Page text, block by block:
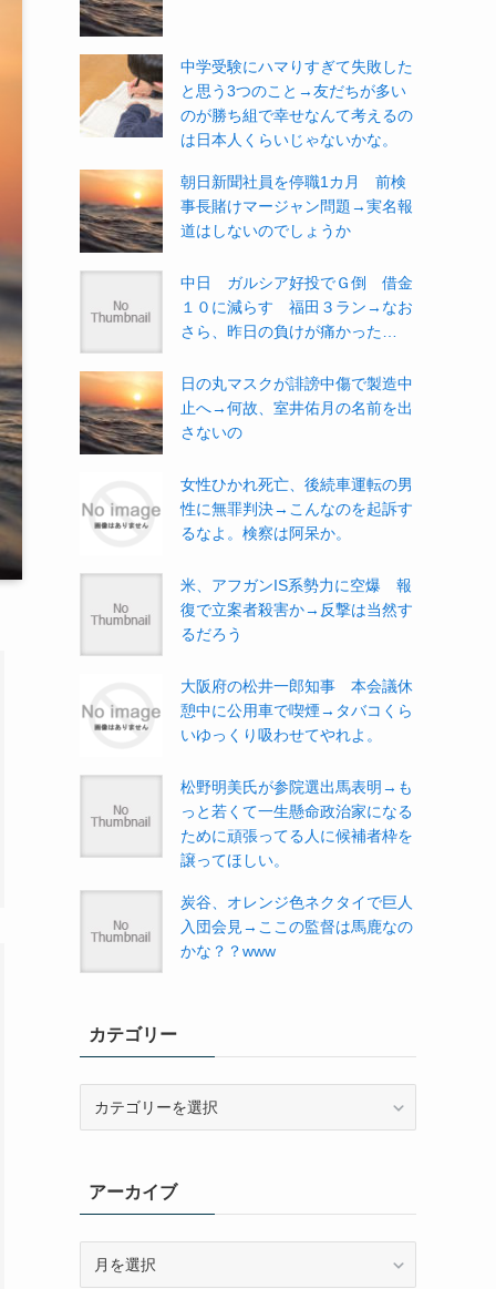
中学受験にハマりすぎて失敗した
と思う3つのこと→友だちが多い
のが勝ち組で幸せなんて考えるの
は日本人くらいじゃないかな。
朝日新聞社員を停職1カ月 前検
事長賭けマージャン問題→実名報
道はしないのでしょうか
中日 ガルシア好投でＧ倒 借金
１０に減らす 福田３ラン→なお
さら、昨日の負けが痛かった…
日の丸マスクが誹謗中傷で製造中
止へ→何故、室井佑月の名前を出
さないの
女性ひかれ死亡、後続車運転の男
性に無罪判決→こんなのを起訴す
るなよ。検察は阿呆か。
米、アフガンIS系勢力に空爆 報
復で立案者殺害か→反撃は当然す
るだろう
大阪府の松井一郎知事 本会議休
憩中に公用車で喫煙→タバコくら
いゆっくり吸わせてやれよ。
松野明美氏が参院選出馬表明→も
っと若くて一生懸命政治家になる
ために頑張ってる人に候補者枠を
譲ってほしい。
炭谷、オレンジ色ネクタイで巨人
入団会見→ここの監督は馬鹿なの
かな？？www
カテゴリー
ーアーカイブ